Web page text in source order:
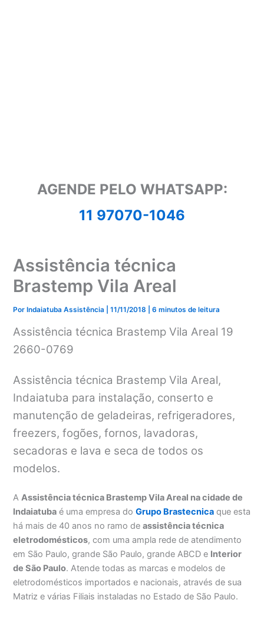
AGENDE PELO WHATSAPP:
11 97070-1046
Assistência técnica
Brastemp Vila Areal
Por Indaiatuba Assistência |11/11/2018 |6 minutos de leitura
Assistência técnica Brastemp Vila Areal 19
2660-0769
Assistência técnica Brastemp Vila Areal,
Indaiatuba para instalação, conserto e
manutenção de geladeiras, refrigeradores,
freezers, fogões, fornos, lavadoras,
secadoras e lava e seca de todos os
modelos.
AAssistência técnica Brastemp Vila Areal na cidade de
Indaiatuba é uma empresa doGrupo Brastecnica que esta
há mais de 40 anos no ramo deassistência técnica
eletrodomésticos, com uma ampla rede de atendimento
em São Paulo, grande São Paulo, grande ABCD e Interior
de São Paulo. Atende todas as marcas e modelos de
eletrodomésticos importados e nacionais, através de sua
Matriz e várias Filiais instaladas no Estado de São Paulo.